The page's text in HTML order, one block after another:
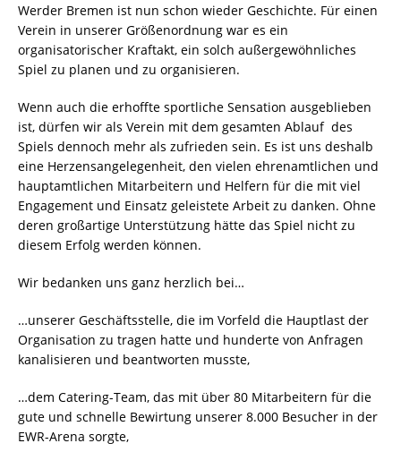
Werder Bremen ist nun schon wieder Geschichte. Für einen
Verein in unserer Größenordnung war es ein
organisatorischer Kraftakt, ein solch außergewöhnliches
Spiel zu planen und zu organisieren.
Wenn auch die erhoffte sportliche Sensation ausgeblieben
ist, dürfen wir als Verein mit dem gesamten Ablauf des
Spiels dennoch mehr als zufrieden sein. Es ist uns deshalb
eine Herzensangelegenheit, den vielen ehrenamtlichen und
hauptamtlichen Mitarbeitern und Helfern für die mit viel
Engagement und Einsatz geleistete Arbeit zu danken. Ohne
deren großartige Unterstützung hätte das Spiel nicht zu
diesem Erfolg werden können.
Wir bedanken uns ganz herzlich bei…
…unserer Geschäftsstelle, die im Vorfeld die Hauptlast der
Organisation zu tragen hatte und hunderte von Anfragen
kanalisieren und beantworten musste,
…dem Catering-Team, das mit über 80 Mitarbeitern für die
gute und schnelle Bewirtung unserer 8.000 Besucher in der
EWR-Arena sorgte,